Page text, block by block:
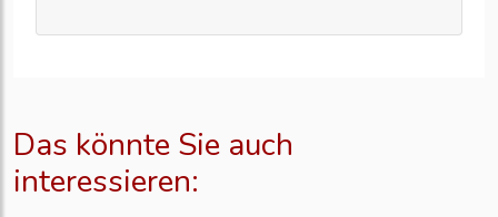
Das könnte Sie auch
interessieren: